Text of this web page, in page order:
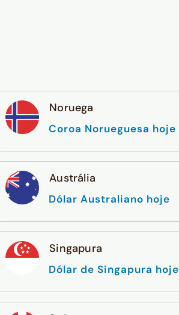
Noruega
Coroa Norueguesa hoje
Austrália
Dólar Australiano hoje
Singapura
Dólar de Singapura hoje